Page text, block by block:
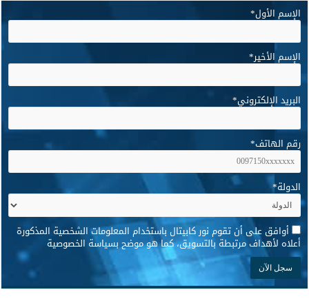
الإسم الأول*
الإسم الأخير*
البريد الإلكتروني*
رقم الهاتف*
الدولة*
* أوافق على أن تقوم نور كابيتال باستخدام المعلومات الشخصية المذكورة
أعلاه لأهداف مرتبطة بالتسويق، كما هو موضح بسياسة الخصوصية